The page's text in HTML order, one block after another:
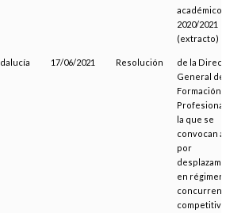
académico
2020/2021
(extracto)
17/06/2021 Resolución
de la Dirección
General de
Formación
Profesional, por
la que se
convocan
por
desplazamiento,
en régimen de
concurrencia
competitiva, al